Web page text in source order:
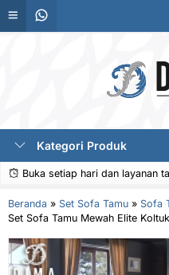
Kategori Produk
Buka setiap hari dan layanan
Beranda » Set Sofa Tamu » Sofa
Set Sofa Tamu Mewah Elite